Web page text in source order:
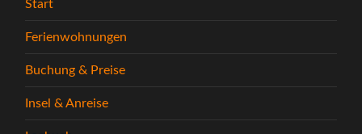
Start
Ferienwohnungen
Buchung & Preise
Insel & Anreise